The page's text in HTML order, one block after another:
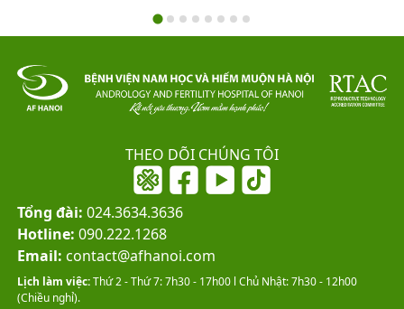
THEO DÕI CHÚNG TÔI
Tổng đài: 024.3634.3636
Hotline: 090.222.1268
Email: contact@afhanoi.com
Lịch làm việc:Thứ 2 - Thứ 7: 7h30 - 17h00 l Chủ Nhật: 7h30 - 12h00
(Chiều nghỉ).